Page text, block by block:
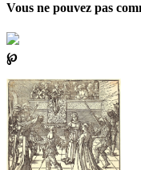
Vous ne pouvez pas
℘